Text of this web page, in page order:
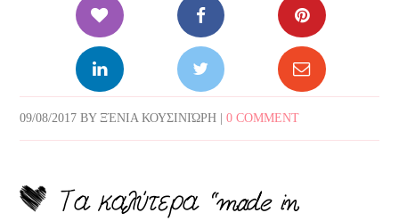
09/08/2017 BYΞΈΝΙΑ ΚΟΥΣΙΝΙΏΡΗ |0 COMMENT
Τα καλύτερα “made in